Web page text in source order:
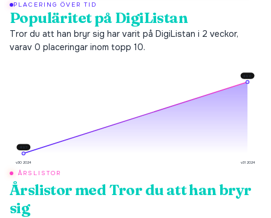
PLACERING ÖVER TID
Populäritet på DigiListan
Tror du att han bryr sig har varit på DigiListan i 2 veckor,
varav 0 placeringar inom topp 10.
# 97
# 96
v30 2024 v31 2024
ÅRSLISTOR
Årslistor medTror du att han bryr
sig